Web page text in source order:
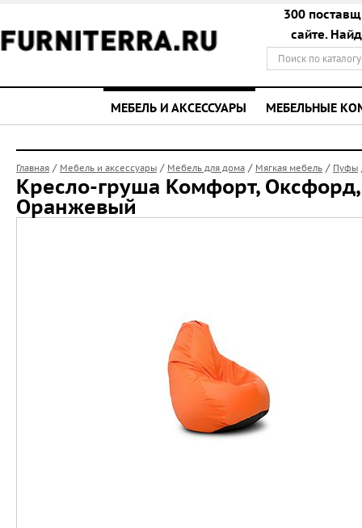
300
сайте.
МЕБЕЛЬ И АКСЕССУАРЫ МЕБЕЛЬНЫЕ
Главная / Мебель и аксессуары / Мебель для дома / Мягкая мебель / Пуфы
Кресло-груша Комфорт, Оксфорд,
Оранжевый